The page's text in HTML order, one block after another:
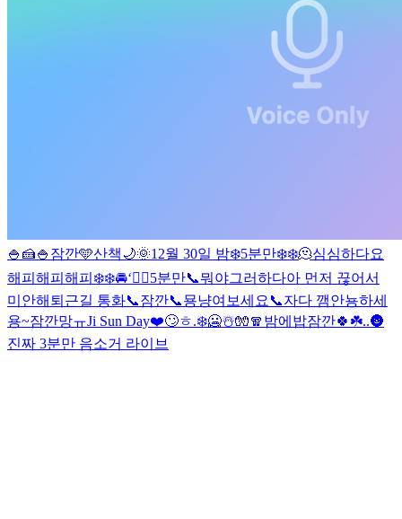
🍚🍰🍚 잠깐🩵산책🌙🌞12월 30일 밤❄️5분만❄️❄️🫠심심하다요
해피해피해피❄️❄️🚘‘😶‍🌫️5분만📞뭐야그러하다아 먼저 끊어서
미안해 퇴근길 통화📞잠깐📞묭냥여보세요📞자다 깸안뇽하세
용~잠깐망ㅠJi Sun Day❤️🙄ㅎ.❄️🥶☃️🧤🧣 밤에밥잠깐🍀☘️..🌚
진짜 3분만 음소거 라이브